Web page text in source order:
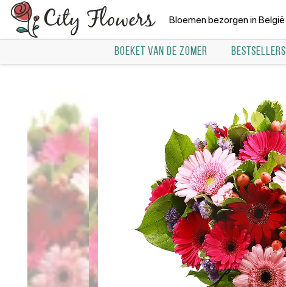
Bloemen bezorgen in België
BOEKET VAN DE ZOMER BESTSELLERS